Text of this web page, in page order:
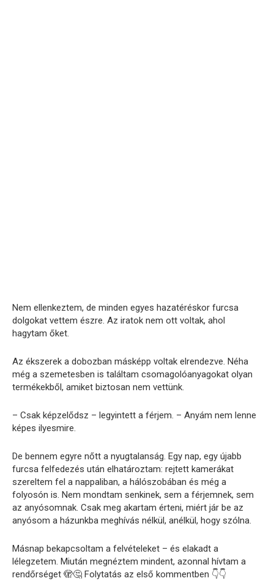
Nem ellenkeztem, de minden egyes hazatéréskor furcsa
dolgokat vettem észre. Az iratok nem ott voltak, ahol
hagytam őket.
Az ékszerek a dobozban másképp voltak elrendezve. Néha
még a szemetesben is találtam csomagolóanyagokat olyan
termékekből, amiket biztosan nem vettünk.
– Csak képzelődsz – legyintett a férjem. – Anyám nem lenne
képes ilyesmire.
De bennem egyre nőtt a nyugtalanság. Egy nap, egy újabb
furcsa felfedezés után elhatároztam: rejtett kamerákat
szereltem fel a nappaliban, a hálószobában és még a
folyosón is. Nem mondtam senkinek, sem a férjemnek, sem
az anyósomnak. Csak meg akartam érteni, miért jár be az
anyósom a házunkba meghívás nélkül, anélkül, hogy szólna.
Másnap bekapcsoltam a felvételeket – és elakadt a
lélegzetem. Miután megnéztem mindent, azonnal hívtam a
rendőrséget 🫣🤔 Folytatás az első kommentben 👇👇